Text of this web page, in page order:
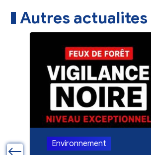
Autres actualites
Environnement